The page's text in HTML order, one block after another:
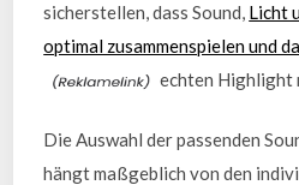
sicherstellen, dass Sound, Licht
optimal zusammenspielen und
echten Highlight
Die Auswahl der passenden
hängt maßgeblich von den